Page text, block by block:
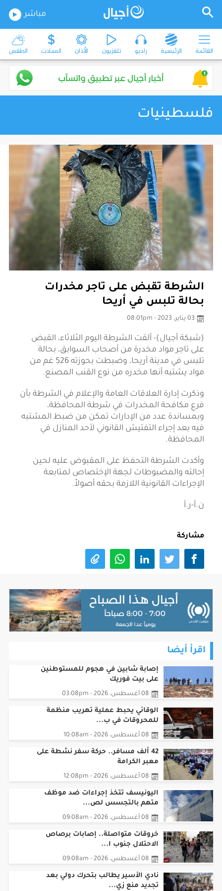
مباشر
القائمة الرئيسية راديو تلفزيون الأذان العملات الطقس
فلسطينيات
الشرطة تقبض على تاجر مخدرات
بحالة تلبس في أريحا
03 يناير، 2023 - 08:01pm
(شبكة أجيال)- ألقت الشرطة اليوم الثلاثاء، القبض
على تاجر مواد مخدرة من أصحاب السوابق، بحالة
تلبس في مدينة أريحا، وضبطت بحوزته 526 غم من
مواد يشتبه أنها مخدره من نوع القنب المصنع.
وذكرت إدارة العلاقات العامة والإعلام في الشرطة بأن
فرع مكافحة المخدرات في شرطة المحافظة،
وبمساندة عدد من الإدارات تمكن من ضبط المشتبه
فيه بعد إجراء التفتيش القانوني لأحد المنازل في
المحافظة.
وأكدت الشرطة التحفظ على المقبوض عليه لحين
إحالته والمضبوطات لجهة الإختصاص لمتابعة
الإجراءات القانونية اللازمة بحقه أصولاً.
ن.أ-ر.أ
مشاركة
اقرأ أيضا
إصابة شابين في هجوم للمستوطنين
على بيت فوريك
08 أغسطس، 2026 - 03:08pm
الوقائي يحبط عملية تهريب منظمة
للمحروقات في ب...
08 أغسطس، 2026 - 10:08am
42 ألف مسافر.. حركة سفر نشطة على
معبر الكرامة
08 أغسطس، 2026 - 12:08pm
اليونيسف تتخذ إجراءات ضد موظف
متهم بالتجسس لص...
08 أغسطس، 2026 - 09:08am
خروقات متواصلة.. إصابات برصاص
الاحتلال جنوب ا...
08 أغسطس، 2026 - 09:08am
نادي الأسير يطالب بتحرك دولي بعد
تجديد منع زي...